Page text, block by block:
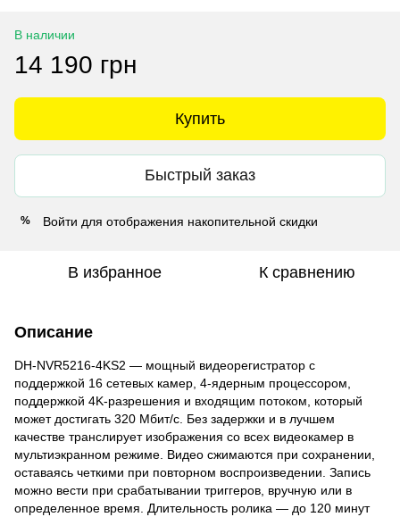
В наличии
14 190 грн
Купить
Быстрый заказ
% Войти для отображения накопительной скидки
В избранное К сравнению
Описание
DH-NVR5216-4KS2 — мощный видеорегистратор с
поддержкой 16 сетевых камер, 4-ядерным процессором,
поддержкой 4K-разрешения и входящим потоком, который
может достигать 320 Мбит/с. Без задержки и в лучшем
качестве транслирует изображения со всех видеокамер в
мультиэкранном режиме. Видео сжимаются при сохранении,
оставаясь четкими при повторном воспроизведении. Запись
можно вести при срабатывании триггеров, вручную или в
определенное время. Длительность ролика — до 120 минут